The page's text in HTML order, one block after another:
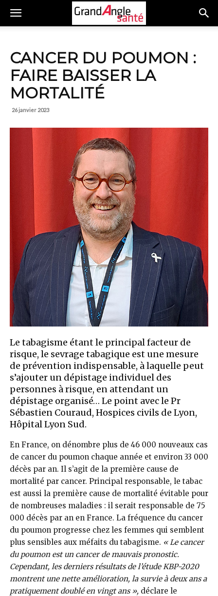
CANCER DU POUMON :
FAIRE BAISSER LA
MORTALITÉ
26 janvier 2023
Le tabagisme étant le principal facteur de
risque, le sevrage tabagique est une mesure
de prévention indispensable, à laquelle peut
s’ajouter un dépistage individuel des
personnes à risque, en attendant un
dépistage organisé… Le point avec le Pr
Sébastien Couraud, Hospices civils de Lyon,
Hôpital Lyon Sud.
En France, on dénombre plus de 46 000 nouveaux cas
de cancer du poumon chaque année et environ 33 000
décès par an. Il s’agit de la première cause de
mortalité par cancer. Principal responsable, le tabac
est aussi la première cause de mortalité évitable pour
de nombreuses maladies : il serait responsable de 75
000 décès par an en France. La fréquence du cancer
du poumon progresse chez les femmes qui semblent
plus sensibles aux méfaits du tabagisme. « Le cancer
du poumon est un cancer de mauvais pronostic.
Cependant, les derniers résultats de l’étude KBP-2020
montrent une nette amélioration, la survie à deux ans a
pratiquement doublé en vingt ans », déclare le